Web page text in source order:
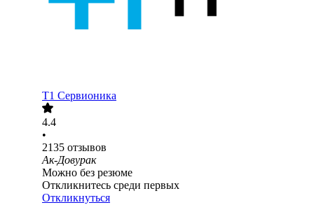
Т1 Сервионика
4.4
•
2135 отзывов
Ак-Довурак
Можно без резюме
Откликнитесь среди первых
Откликнуться